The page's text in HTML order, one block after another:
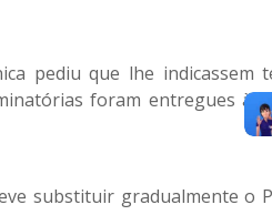
pediu que lhe indicassem
foram entregues à
substituir gradualmente o